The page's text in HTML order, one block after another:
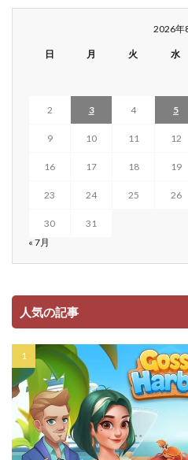
2026年
日 月 火 水
2 3 4 5
9 10 11 12
16 17 18 19
23 24 25 26
30
31
« 7月
人気の記事